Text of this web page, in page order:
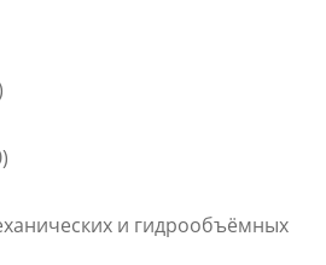
)
и гидрообъёмных